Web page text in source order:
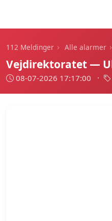
112 Meldinger › Alle alarmer ›
Vejdirektoratet —
08-07-2026 17:17:00 ·